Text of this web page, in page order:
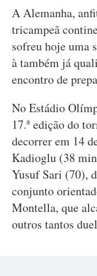
A Alemanha,
tricampeã
sofreu hoje uma
à também já
encontro de
No Estádio
17.ª edição do
decorrer em 14
Kadioglu (38
Yusuf Sari (70),
conjunto
Montella, que
outros tantos